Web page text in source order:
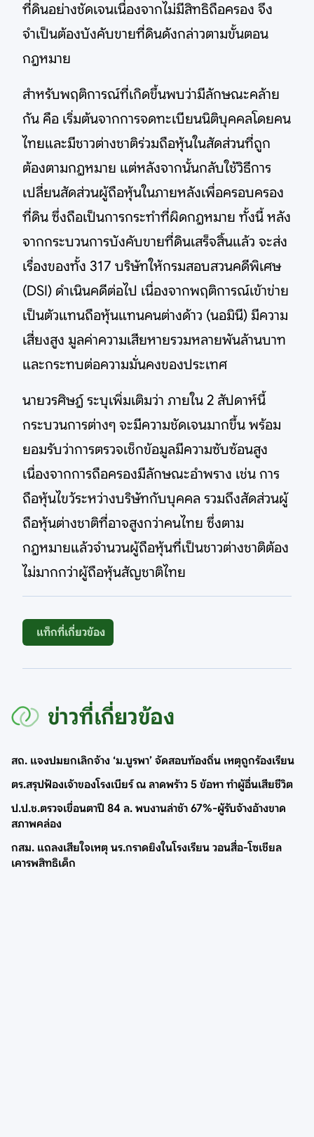
ที่ดินอย่างชัดเจนเนื่องจากไม่มีสิทธิถือครอง จึง
จำเป็นต้องบังคับขายที่ดินดังกล่าวตามขั้นตอน
กฎหมาย
สำหรับพฤติการณ์ที่เกิดขึ้นพบว่ามีลักษณะคล้าย
กัน คือ เริ่มต้นจากการจดทะเบียนนิติบุคคลโดยคน
ไทยและมีชาวต่างชาติร่วมถือหุ้นในสัดส่วนที่ถูก
ต้องตามกฎหมาย แต่หลังจากนั้นกลับใช้วิธีการ
เปลี่ยนสัดส่วนผู้ถือหุ้นในภายหลังเพื่อครอบครอง
ที่ดิน ซึ่งถือเป็นการกระทำที่ผิดกฎหมาย ทั้งนี้ หลัง
จากกระบวนการบังคับขายที่ดินเสร็จสิ้นแล้ว จะส่ง
เรื่องของทั้ง 317 บริษัทให้กรมสอบสวนคดีพิเศษ
(DSI) ดำเนินคดีต่อไป เนื่องจากพฤติการณ์เข้าข่าย
เป็นตัวแทนถือหุ้นแทนคนต่างด้าว (นอมินี) มีความ
เสี่ยงสูง มูลค่าความเสียหายรวมหลายพันล้านบาท
และกระทบต่อความมั่นคงของประเทศ
นายวรศิษฎ์ ระบุเพิ่มเติมว่า ภายใน 2 สัปดาห์นี้
กระบวนการต่างๆ จะมีความชัดเจนมากขึ้น พร้อม
ยอมรับว่าการตรวจเช็กข้อมูลมีความซับซ้อนสูง
เนื่องจากการถือครองมีลักษณะอำพราง เช่น การ
ถือหุ้นไขว้ระหว่างบริษัทกับบุคคล รวมถึงสัดส่วนผู้
ถือหุ้นต่างชาติที่อาจสูงกว่าคนไทย ซึ่งตาม
กฎหมายแล้วจำนวนผู้ถือหุ้นที่เป็นชาวต่างชาติต้อง
ไม่มากกว่าผู้ถือหุ้นสัญชาติไทย
แท็กที่เกี่ยวข้อง
ข่าวที่เกี่ยวข้อง
สถ. แจงปมยกเลิกจ้าง ‘ม.บูรพา’ จัดสอบท้องถิ่น เหตุถูกร้องเรียน
ตร.สรุปฟ้องเจ้าของโรงเบียร์ ณ ลาดพร้าว 5 ข้อหา ทำผู้อื่นเสียชีวิต
ป.ป.ช.ตรวจเขื่อนตาปี 84 ล. พบงานล่าช้า 67%-ผู้รับจ้างอ้างขาด
สภาพคล่อง
กสม. แถลงเสียใจเหตุ นร.กราดยิงในโรงเรียน วอนสื่อ-โซเชียล
เคารพสิทธิเด็ก